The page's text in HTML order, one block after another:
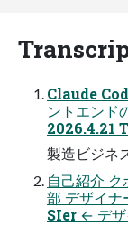
Claude
ントエンド
2026.4.21
製造ビジネ
自己紹介
部 デザイ
SIer ← デザ